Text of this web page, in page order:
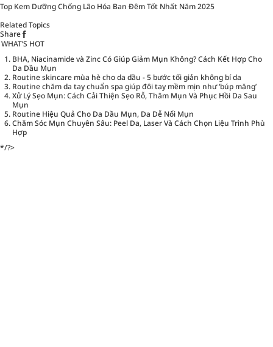
Top Kem Dưỡng Chống Lão Hóa Ban Đêm Tốt Nhất Năm 2025
Related Topics
Share
WHAT’S HOT
BHA, Niacinamide và Zinc Có Giúp Giảm Mụn Không? Cách Kết Hợp Cho
Da Dầu Mụn
Routine skincare mùa hè cho da dầu - 5 bước tối giản không bí da
Routine chăm da tay chuẩn spa giúp đôi tay mềm mịn như ‘búp măng’
Xử Lý Sẹo Mụn: Cách Cải Thiện Sẹo Rỗ, Thâm Mụn Và Phục Hồi Da Sau
Mụn
Routine Hiệu Quả Cho Da Dầu Mụn, Da Dễ Nổi Mụn
Chăm Sóc Mụn Chuyên Sâu: Peel Da, Laser Và Cách Chọn Liệu Trình Phù
Hợp
*/?>